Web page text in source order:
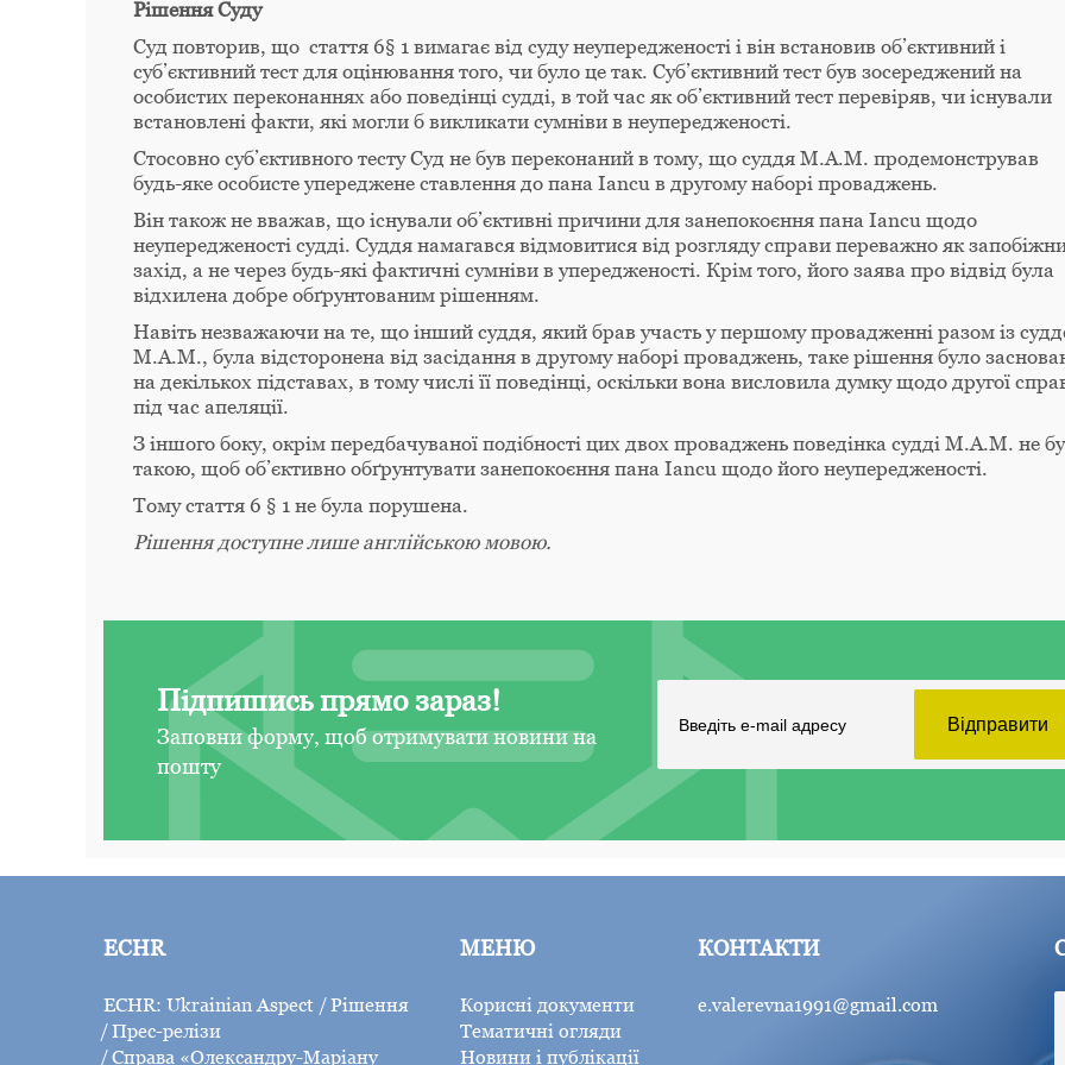
Рішення Суду
Суд повторив, що стаття 6§ 1 вимагає від суду неупередженості і він встановив об’єктивний і
суб’єктивний тест для оцінювання того, чи було це так. Суб’єктивний тест був зосереджений на
особистих переконаннях або поведінці судді, в той час як об’єктивний тест перевіряв, чи існували
встановлені факти, які могли б викликати сумніви в неупередженості.
Стосовно суб’єктивного тесту Суд не був переконаний в тому, що суддя М.А.М. продемонстрував
будь-яке особисте упереджене ставлення до пана Iancu в другому наборі проваджень.
Він також не вважав, що існували об’єктивні причини для занепокоєння пана Iancu щодо
неупередженості судді. Суддя намагався відмовитися від розгляду справи переважно як
захід, а не через будь-які фактичні сумніви в упередженості. Крім того, його заява про відвід була
відхилена добре обґрунтованим рішенням.
Навіть незважаючи на те, що інший суддя, який брав участь у першому провадженні разом із
М.А.М., була відсторонена від засідання в другому наборі проваджень, таке рішення було
на декількох підставах, в тому числі її поведінці, оскільки вона висловила думку щодо другої
під час апеляції.
З іншого боку, окрім передбачуваної подібності цих двох проваджень поведінка судді М.А.М. не
такою, щоб об’єктивно обґрунтувати занепокоєння пана Iancu щодо його неупередженості.
Тому стаття 6 § 1 не була порушена.
Рішення доступне лише англійською мовою.
Підпишись прямо зараз!
Заповни форму, щоб отримувати новини на
пошту
ECHR
ECHR: Ukrainian Aspect
Рішення
Прес-релізи
Справа «Олександру-Маріану
МЕНЮ
Корисні документи
Тематичні огляди
Новини і публікації
КОНТАКТИ
e.valerevna1991@gmail.com